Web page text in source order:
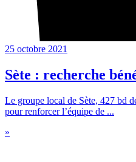
25 octobre 2021
Sète : recherche
Le groupe local de Sète, 427 bd
pour renforcer l’équipe de ...
»